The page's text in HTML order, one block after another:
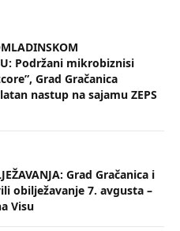
Podržani mikrobiznisi
Grad Gračanica
nastup na sajamu ZEPS
Grad Gračanica i
obilježavanje 7. avgusta –
Visu